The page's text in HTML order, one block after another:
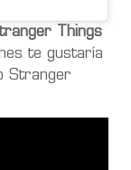
Things
te gustaría
Stranger